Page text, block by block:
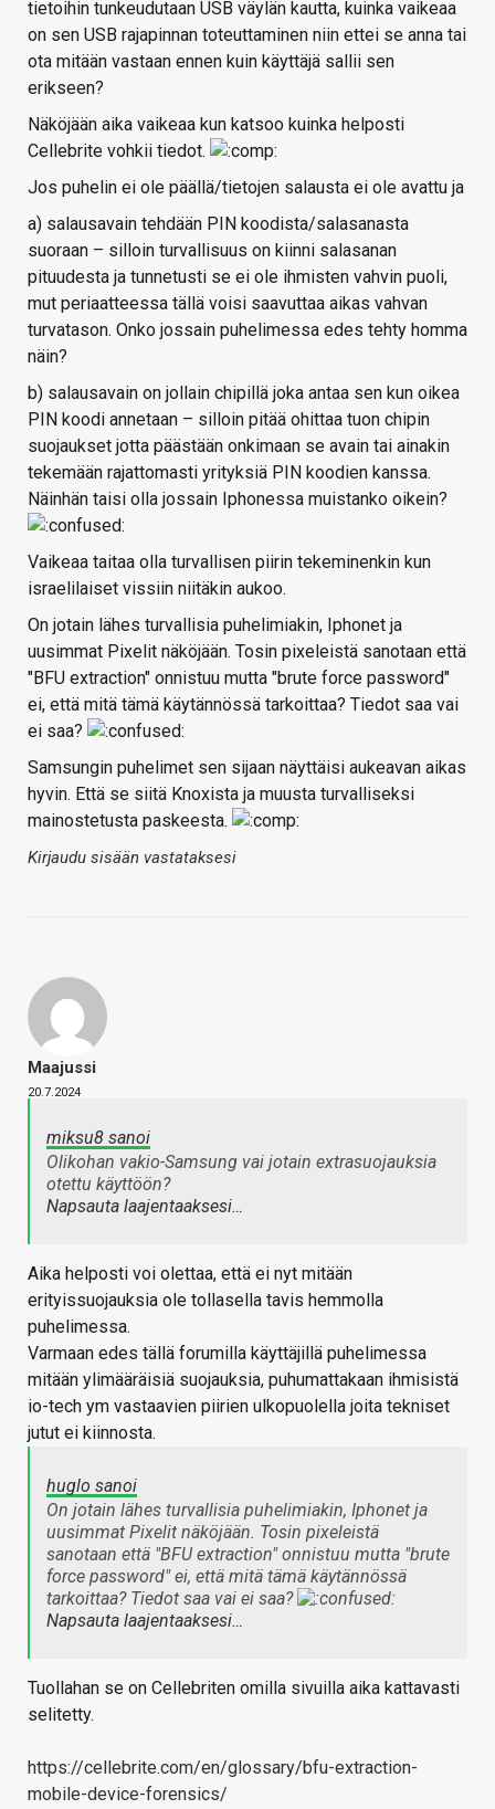
tietoihin tunkeudutaan USB väylän kautta, kuinka vaikeaa
on sen USB rajapinnan toteuttaminen niin ettei se anna tai
ota mitään vastaan ennen kuin käyttäjä sallii sen
erikseen?
Näköjään aika vaikeaa kun katsoo kuinka helposti
Cellebrite vohkii tiedot.
Jos puhelin ei ole päällä/tietojen salausta ei ole avattu ja
a) salausavain tehdään PIN koodista/salasanasta
suoraan – silloin turvallisuus on kiinni salasanan
pituudesta ja tunnetusti se ei ole ihmisten vahvin puoli,
mut periaatteessa tällä voisi saavuttaa aikas vahvan
turvatason. Onko jossain puhelimessa edes tehty homma
näin?
b) salausavain on jollain chipillä joka antaa sen kun oikea
PIN koodi annetaan – silloin pitää ohittaa tuon chipin
suojaukset jotta päästään onkimaan se avain tai ainakin
tekemään rajattomasti yrityksiä PIN koodien kanssa.
Näinhän taisi olla jossain Iphonessa muistanko oikein?
Vaikeaa taitaa olla turvallisen piirin tekeminenkin kun
israelilaiset vissiin niitäkin aukoo.
On jotain lähes turvallisia puhelimiakin, Iphonet ja
uusimmat Pixelit näköjään. Tosin pixeleistä sanotaan että
"BFU extraction" onnistuu mutta "brute force password"
ei, että mitä tämä käytännössä tarkoittaa? Tiedot saa vai
ei saa?
Samsungin puhelimet sen sijaan näyttäisi aukeavan aikas
hyvin. Että se siitä Knoxista ja muusta turvalliseksi
mainostetusta paskeesta.
Kirjaudu sisään vastataksesi
Maajussi
20.7.2024
miksu8 sanoi
Olikohan vakio-Samsung vai jotain extrasuojauksia
otettu käyttöön?
Napsauta laajentaaksesi…
Aika helposti voi olettaa, että ei nyt mitään
erityissuojauksia ole tollasella tavis hemmolla
puhelimessa.
Varmaan edes tällä forumilla käyttäjillä puhelimessa
mitään ylimääräisiä suojauksia, puhumattakaan ihmisistä
io-tech ym vastaavien piirien ulkopuolella joita tekniset
jutut ei kiinnosta.
huglo sanoi
On jotain lähes turvallisia puhelimiakin, Iphonet ja
uusimmat Pixelit näköjään. Tosin pixeleistä
sanotaan että "BFU extraction" onnistuu mutta "brute
force password" ei, että mitä tämä käytännössä
tarkoittaa? Tiedot saa vai ei saa?
Napsauta laajentaaksesi…
Tuollahan se on Cellebriten omilla sivuilla aika kattavasti
selitetty.
https://cellebrite.com/en/glossary/bfu-extraction-
mobile-device-forensics/